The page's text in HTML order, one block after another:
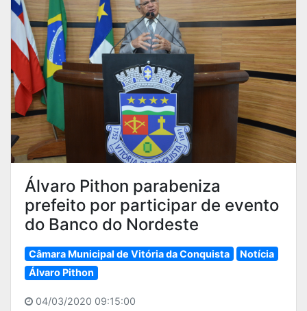
Álvaro Pithon parabeniza
prefeito por participar de evento
do Banco do Nordeste
Câmara Municipal de Vitória da Conquista
Notícia
Álvaro Pithon
04/03/2020 09:15:00